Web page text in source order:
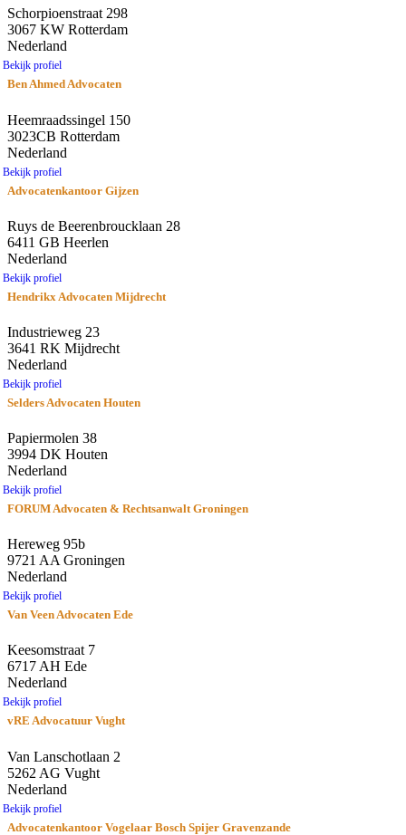
Schorpioenstraat 298
3067 KW Rotterdam
Nederland
Bekijk profiel
Ben Ahmed Advocaten
Heemraadssingel 150
3023CB Rotterdam
Nederland
Bekijk profiel
Advocatenkantoor Gijzen
Ruys de Beerenbroucklaan 28
6411 GB Heerlen
Nederland
Bekijk profiel
Hendrikx Advocaten Mijdrecht
Industrieweg 23
3641 RK Mijdrecht
Nederland
Bekijk profiel
Selders Advocaten Houten
Papiermolen 38
3994 DK Houten
Nederland
Bekijk profiel
FORUM Advocaten & Rechtsanwalt Groningen
Hereweg 95b
9721 AA Groningen
Nederland
Bekijk profiel
Van Veen Advocaten Ede
Keesomstraat 7
6717 AH Ede
Nederland
Bekijk profiel
vRE Advocatuur Vught
Van Lanschotlaan 2
5262 AG Vught
Nederland
Bekijk profiel
Advocatenkantoor Vogelaar Bosch Spijer Gravenzande